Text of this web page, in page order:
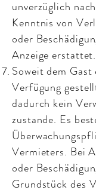
unverzüglich
Kenntnis von
oder
Anzeige erstattet.
Soweit dem
Verfügung
dadurch kein
zustande. Es
Vermieters. Bei
oder
Grundstück des